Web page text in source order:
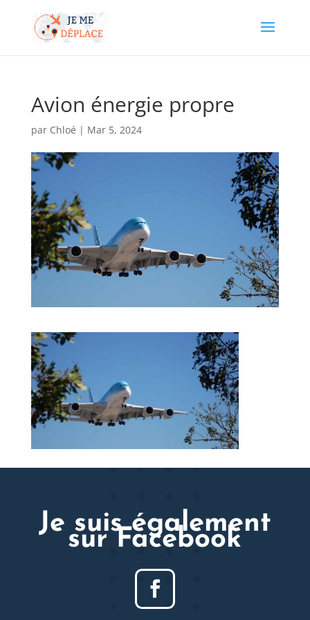
Avion énergie propre
par Chloé | Mar 5, 2024
Je suis également
sur Facebook